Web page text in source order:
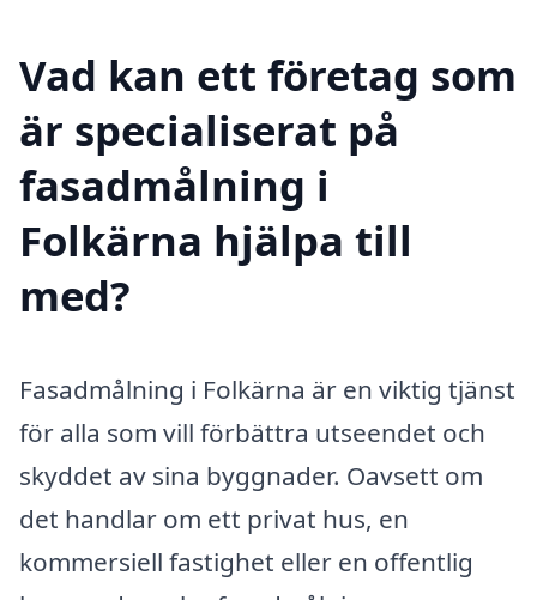
Vad kan ett företag som
är specialiserat på
fasadmålning i
Folkärna hjälpa till
med?
Fasadmålning i Folkärna är en viktig tjänst
för alla som vill förbättra utseendet och
skyddet av sina byggnader. Oavsett om
det handlar om ett privat hus, en
kommersiell fastighet eller en offentlig